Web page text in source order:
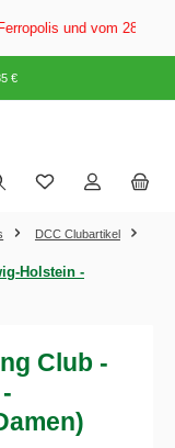
und vom 28.
€
DCC Clubartikel
Holstein -
Club -